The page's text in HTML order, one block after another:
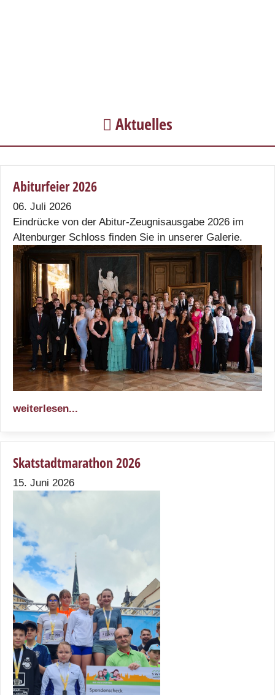
Aktuelles
Abiturfeier 2026
06. Juli 2026
Eindrücke von der Abitur-Zeugnisausgabe 2026 im
Altenburger Schloss finden Sie in unserer Galerie.
weiterlesen...
Skatstadtmarathon 2026
15. Juni 2026